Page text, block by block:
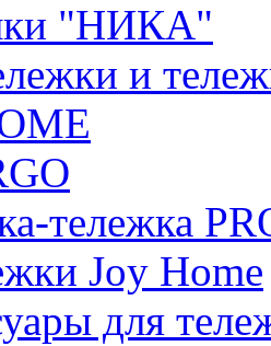
"НИКА"
и
тележка
Joy Home
для